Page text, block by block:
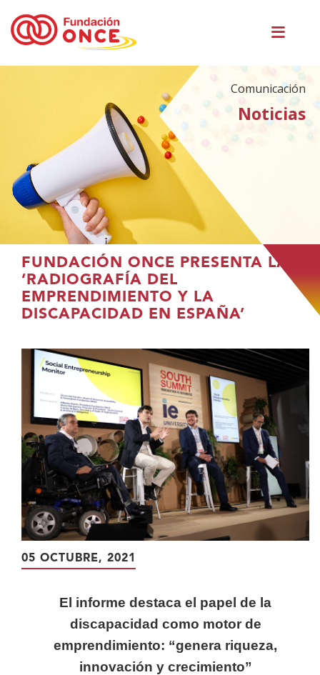
principal
Comunicación
Noticias
encuentras
FUNDACIÓN ONCE PRESENTA LA
‘RADIOGRAFÍA DEL
EMPRENDIMIENTO Y LA
DISCAPACIDAD EN ESPAÑA’
05 OCTUBRE, 2021
El informe destaca el papel de la
discapacidad como motor de
emprendimiento: “genera riqueza,
innovación y crecimiento”